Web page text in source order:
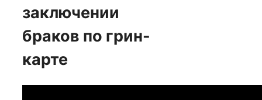
заключении
браков по грин-
карте